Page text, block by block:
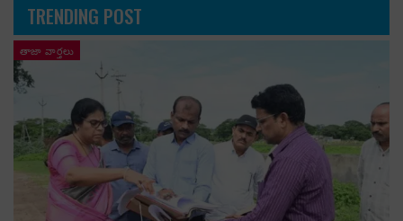
TRENDING POST
తాజా వార్తలు